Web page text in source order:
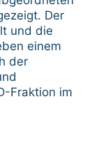
Der
und die
einem
der
Fraktion im